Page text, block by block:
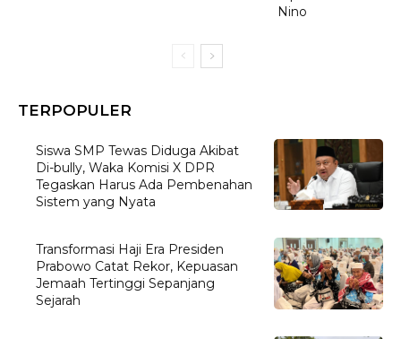
Nino
TERPOPULER
Siswa SMP Tewas Diduga Akibat
Di-bully, Waka Komisi X DPR
Tegaskan Harus Ada Pembenahan
Sistem yang Nyata
Transformasi Haji Era Presiden
Prabowo Catat Rekor, Kepuasan
Jemaah Tertinggi Sepanjang
Sejarah